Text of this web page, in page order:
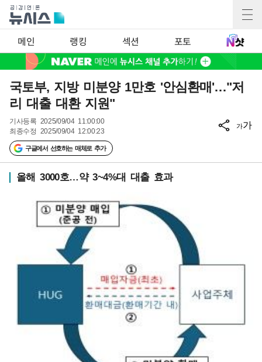
메인 랭킹 섹션 포토
국토부, 지방 미분양 1만호 '안심환매'…"저
리 대출 대환 지원"
기사등록 2025/09/04 11:00:00
최종수정 2025/09/04 12:00:23
구글에서 선호하는 매체로 추가
가가
올해 3000호…약 3~4%대 대출 효과